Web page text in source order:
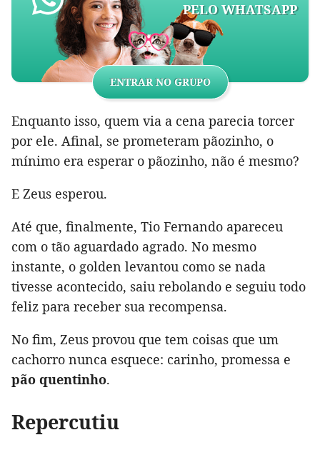
PELO WHATSAPP
ENTRAR NO GRUPO
Enquanto isso, quem via a cena parecia torcer
por ele. Afinal, se prometeram pãozinho, o
mínimo era esperar o pãozinho, não é mesmo?
E Zeus esperou.
Até que, finalmente, Tio Fernando apareceu
com o tão aguardado agrado. No mesmo
instante, o golden levantou como se nada
tivesse acontecido, saiu rebolando e seguiu todo
feliz para receber sua recompensa.
No fim, Zeus provou que tem coisas que um
cachorro nunca esquece: carinho, promessa e
pão quentinho.
Repercutiu